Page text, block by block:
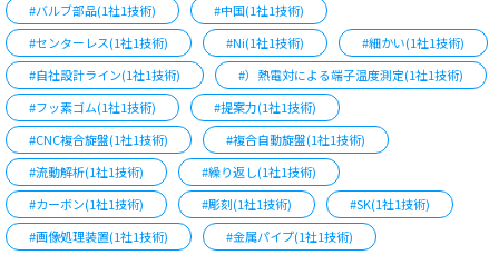
#バルブ部品(1社1技術)
#中国(1社1技術)
#センターレス(1社1技術)
#Ni(1社1技術)
#細かい(1社1技術)
#自社設計ライン(1社1技術)
#）熱電対による端子温度測定(1社1技術)
#フッ素ゴム(1社1技術)
#提案力(1社1技術)
#CNC複合旋盤(1社1技術)
#複合自動旋盤(1社1技術)
#流動解析(1社1技術)
#繰り返し(1社1技術)
#カーボン(1社1技術)
#彫刻(1社1技術)
#SK(1社1技術)
#画像処理装置(1社1技術)
#金属パイプ(1社1技術)